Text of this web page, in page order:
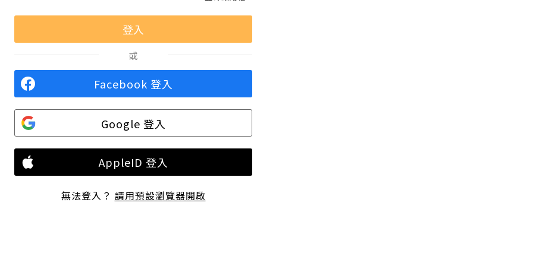
或
Facebook 登入
Google 登入
AppleID 登入
無法登入？ 請用預設瀏覽器開啟